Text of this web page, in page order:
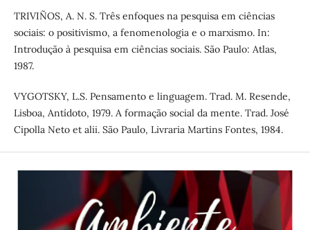
TRIVIÑOS, A. N. S. Três enfoques na pesquisa em ciências
sociais: o positivismo, a fenomenologia e o marxismo. In:
Introdução à pesquisa em ciências sociais. São Paulo: Atlas,
1987.
VYGOTSKY, L.S. Pensamento e linguagem. Trad. M. Resende,
Lisboa, Antídoto, 1979. A formação social da mente. Trad. José
Cipolla Neto et alii. São Paulo, Livraria Martins Fontes, 1984.